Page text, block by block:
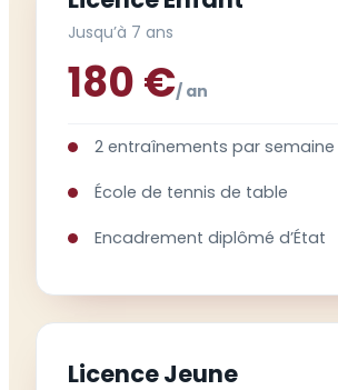
Jusqu’à 7 ans
180 €/ an
2 entraînements par semaine
École de tennis de table
Encadrement diplômé d’État
Licence Jeune